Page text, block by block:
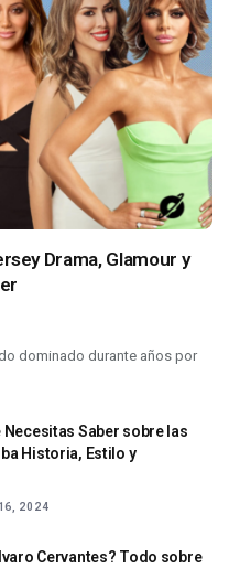
Drama, Glamour y
dominado durante años por
Saber sobre las
Historia, Estilo y
2024
Cervantes? Todo sobre